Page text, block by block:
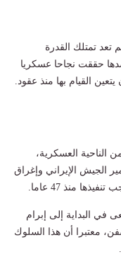
تعد تمتلك القدرة
حققت نجاحا عسكريا
القيام بها منذ عقود.
الناحية العسكرية،
الجيش الإيراني وإغراق
البداية إلى إبرام
معتبرا أن هذا السلوك